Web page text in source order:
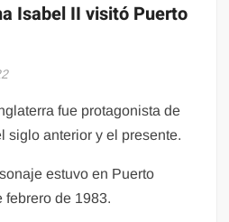
Isabel II visitó Puerto
fue protagonista de
siglo anterior y el presente.
estuvo en Puerto
febrero de 1983.